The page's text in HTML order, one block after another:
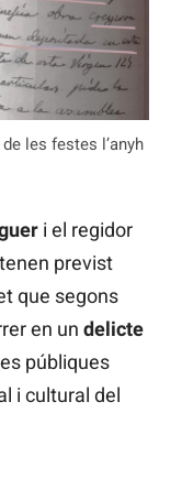
les festes l’anyh
i el regidor
previst
que segons
en un delicte
públiques
i cultural del